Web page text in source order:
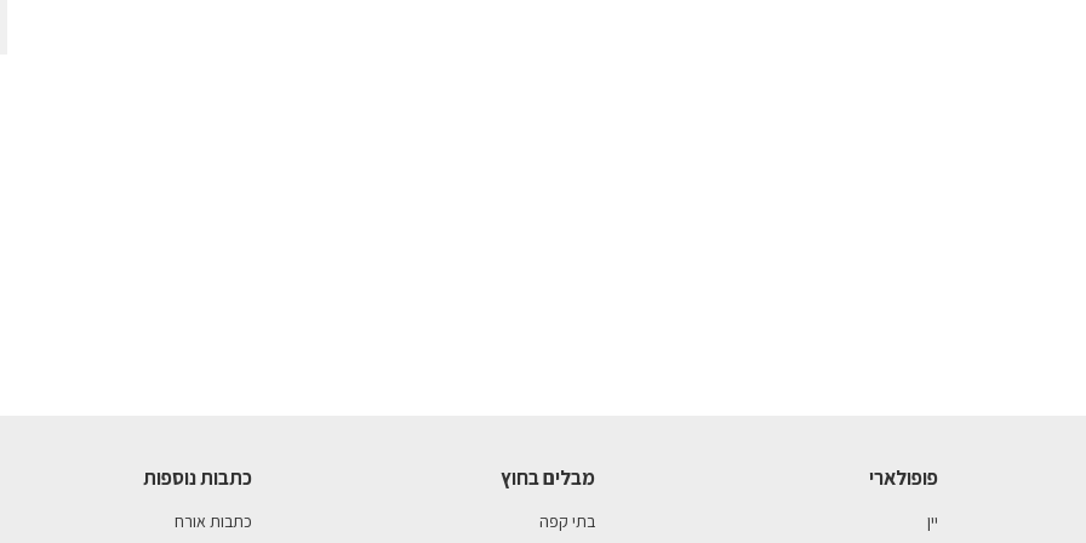
פופולארי
יין
מבלים בחוץ
בתי קפה
כתבות נוספות
כתבות אורח